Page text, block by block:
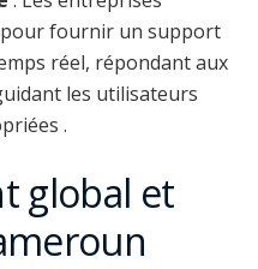
fournir un support
réel, répondant aux
les utilisateurs
.
global et